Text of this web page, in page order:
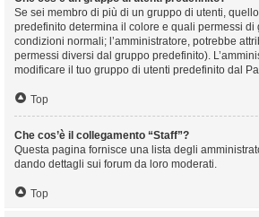
Se sei membro di più di un gruppo di utenti,
predefinito determina il colore e quali permessi di
condizioni normali; l’amministratore, potrebbe
permessi diversi dal gruppo predefinito).
modificare il tuo gruppo di utenti predefinito dal
Top
Che cos’è il collegamento “Staff”?
Questa pagina fornisce una lista degli
dando dettagli sui forum da loro moderati.
Top